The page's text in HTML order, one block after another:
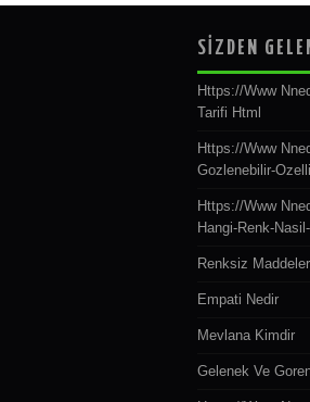
SİZDEN
Https://www
Tarifi Html
Https://www
Gozlenebilir-
Https://www
Hangi-Renk-
Renksiz
Empati Nedir
Mevlana Kimdir
Gelenek Ve